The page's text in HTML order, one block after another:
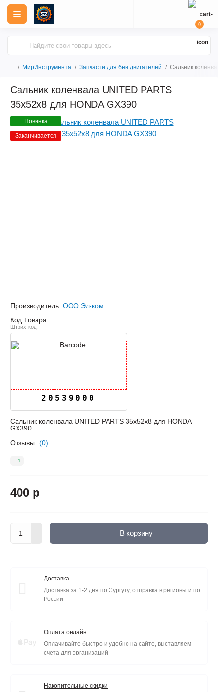
0
МирИнструмента Запчасти для бен.двигателей Сальник
Сальник коленвала UNITED PARTS
35х52х8 для HONDA GX390
Новинка
Заканчивается
Производитель: ООО Эл-ком
Код Товара:
Штрих-код:
20539000
Сальник коленвала UNITED PARTS 35х52х8 для HONDA
GX390
Отзывы: (0)
1
400 р
В корзину
Доставка
Доставка за 1-2 дня по Сургуту, отправка в регионы и по
России
Оплата онлайн
Оплачивайте быстро и удобно на сайте, выставляем
счета для организаций
Накопительные скидки